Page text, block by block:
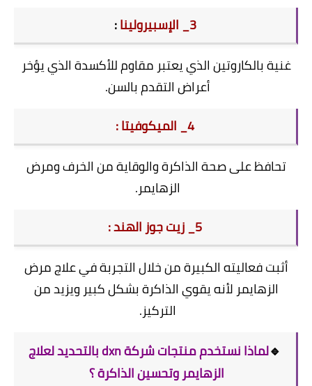
3_ الإسبيرولينا
:
غنية بالكاروتين الذي يعتبر مقاوم للأكسدة الذي يؤخر
أعراض التقدم بالسن.
4_ الميكوفيتا :
تحافظ على صحة الذاكرة والوقاية من الخرف ومرض
الزهايمر.
5_ زيت جوز الهند :
أثبت فعاليته الكبيرة من خلال التجربة في علاج مرض
الزهايمر لأنه يقوي الذاكرة بشكل كبير ويزيد من
التركيز.
🔹
لماذا نستخدم منتجات شركة dxn بالتحديد لعلاج
الزهايمر وتحسين الذاكرة ؟